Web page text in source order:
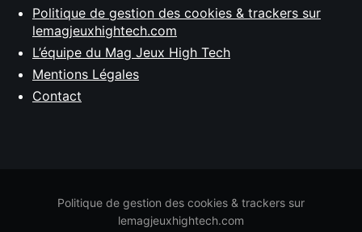
Politique de gestion des cookies & trackers sur
lemagjeuxhightech.com
L’équipe du Mag Jeux High Tech
Mentions Légales
Contact
Politique de gestion des cookies & trackers sur
lemagjeuxhightech.com